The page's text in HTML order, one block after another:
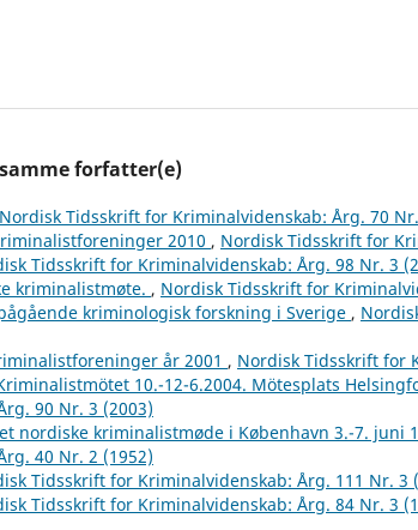
forfatter(e)
Nordisk Tidsskrift for Kriminalvidenskab: Årg. 70
2010 , Nordisk Tidsskrift for
Tidsskrift for Kriminalvidenskab: Årg. 98 Nr. 3
kriminalistmøte. , Nordisk Tidsskrift for
kriminologisk forskning i Sverige ,
år 2001 , Nordisk Tidsskrift for
10.-12-6.2004. Mötesplats
90 Nr. 3 (2003)
nordiske kriminalistmøde i København 3.-7. juni
40 Nr. 2 (1952)
Tidsskrift for Kriminalvidenskab: Årg. 111 Nr. 3
Tidsskrift for Kriminalvidenskab: Årg. 84 Nr. 3